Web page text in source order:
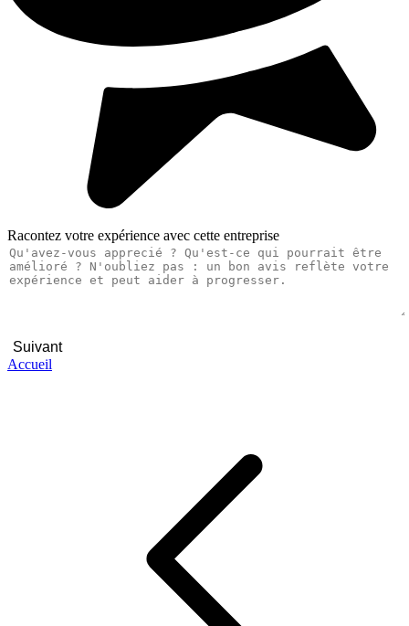
Racontez votre expérience avec cette entreprise
Suivant
Accueil